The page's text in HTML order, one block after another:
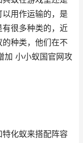
用作运输的，是
很多种类的，近
种类，他们在不
加 小小蚁国官网攻
化蚁来搭配阵容